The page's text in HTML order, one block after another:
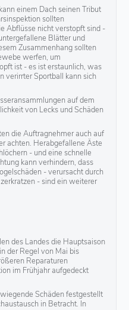
einem Dach seinen Tribut
sollten
Abflüsse nicht verstopft sind -
Blätter und
Zusammenhang sollten
werfen, um
ist - es ist erstaunlich, was
verirrter Sportball kann sich
auf dem
von Lecks und Schäden
die Auftragnehmer auch auf
achten. Herabgefallene Äste
- und eine schnelle
kann verhindern, dass
- verursacht durch
- sind ein weiterer
des Landes die Hauptsaison
der Regel von Mai bis
Reparaturen
im Frühjahr aufgedeckt
Schäden festgestellt
in Betracht. In